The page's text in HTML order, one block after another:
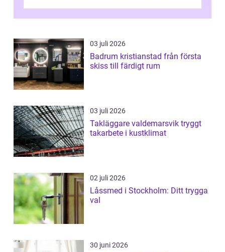
03 juli 2026
Badrum kristianstad från första
skiss till färdigt rum
03 juli 2026
Takläggare valdemarsvik tryggt
takarbete i kustklimat
02 juli 2026
Låssmed i Stockholm: Ditt trygga
val
30 juni 2026